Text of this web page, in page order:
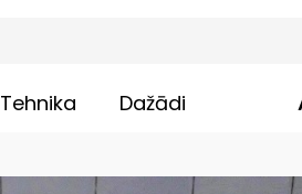
Tehnika Dažādi